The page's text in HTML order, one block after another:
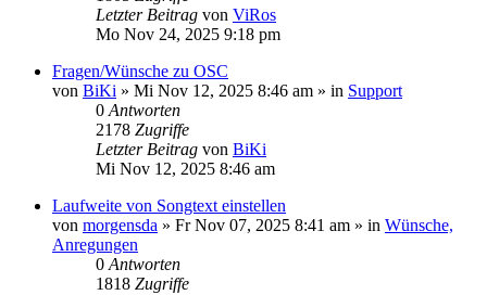
Letzter Beitrag von ViRos
Mo Nov 24, 2025 9:18 pm
Fragen/Wünsche zu OSC
von BiKi » Mi Nov 12, 2025 8:46 am » in Support
0 Antworten
2178 Zugriffe
Letzter Beitrag von BiKi
Mi Nov 12, 2025 8:46 am
Laufweite von Songtext einstellen
von morgensda » Fr Nov 07, 2025 8:41 am » in Wünsche,
Anregungen
0 Antworten
1818 Zugriffe